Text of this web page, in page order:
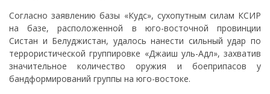
Согласно заявлению базы «Кудс», сухопутным силам КСИР
на базе, расположенной в юго-восточной провинции
Систан и Белуджистан, удалось нанести сильный удар по
террористической группировке «Джаиш уль-Адл», захватив
значительное количество оружия и боеприпасов у
бандформирований группы на юго-востоке.